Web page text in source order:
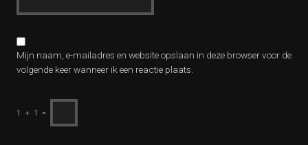
Mijn naam, e-mailadres en website opslaan in deze browser voor de
volgende keer wanneer ik een reactie plaats.
1 + 1 =